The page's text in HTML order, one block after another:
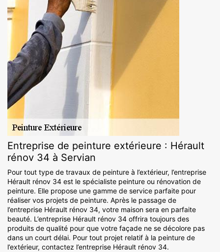
Entreprise de peinture extérieure : Hérault
rénov 34 à Servian
Pour tout type de travaux de peinture à l’extérieur, l’entreprise
Hérault rénov 34 est le spécialiste peinture ou rénovation de
peinture. Elle propose une gamme de service parfaite pour
réaliser vos projets de peinture. Après le passage de
l’entreprise Hérault rénov 34, votre maison sera en parfaite
beauté. L’entreprise Hérault rénov 34 offrira toujours des
produits de qualité pour que votre façade ne se décolore pas
dans un court délai. Pour tout projet relatif à la peinture de
l’extérieur, contactez l’entreprise Hérault rénov 34.